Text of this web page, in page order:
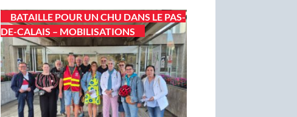
BATAILLE POUR UN CHU DANS LE PAS-
DE-CALAIS – MOBILISATIONS